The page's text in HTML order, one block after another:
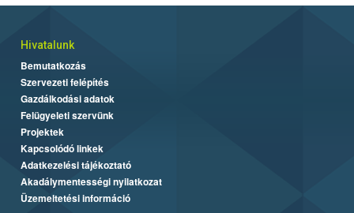
Hivatalunk
Bemutatkozás
Szervezeti felépítés
Gazdálkodási adatok
Felügyeleti szervünk
Projektek
Kapcsolódó linkek
Adatkezelési tájékoztató
Akadálymentességi nyilatkozat
Üzemeltetési információ